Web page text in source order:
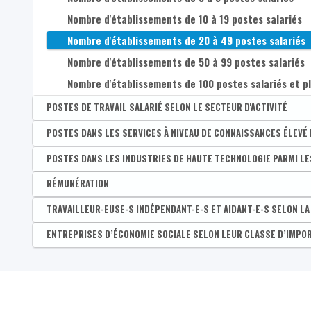
Nombre d'établissements de 10 à 19 postes salariés
Nombre d'établissements de 20 à 49 postes salariés
Nombre d'établissements de 50 à 99 postes salariés
Nombre d'établissements de 100 postes salariés et
POSTES DE TRAVAIL SALARIÉ SELON LE SECTEUR D'ACTIVITÉ
Disponible par : Commune - Arrondissement - Province - Bassin EFE -
Part de postes dans l'industrie parmi l'ensemble des
Part de postes dans l'agriculture, sylviculture et
Part de postes dans la construction parmi l'ensemble
Part de postes dans le commerce, transports, horeca
Part de postes dans l'information et communication
POSTES DANS LES SERVICES À NIVEAU DE CONNAISSANCES
Disponible par : Commune - Arrondissement - Province - Bassin EFE -
Part des postes de travail dans les services à niveau
POSTES DANS LES INDUSTRIES DE HAUTE TECHNOLOGIE PARMI
Disponible par :Commune - Arrondissement - Province - Bassin EFE -
Part des postes de travail dans les industries de
RÉMUNÉRATION
Disponible par :Arrondissement - Province
Rémunération par salarié selon le lieu de travail
TRAVAILLEUR-EUSE-S INDÉPENDANT-E-S ET AIDANT-E-S SELON
Disponible par : Commune - Arrondissement - Province - Bassin EFE -
ENTREPRISES D’ÉCONOMIE SOCIALE SELON LEUR CLASSE